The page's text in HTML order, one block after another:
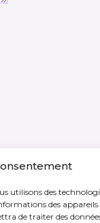
utilisons des
des
de traiter des